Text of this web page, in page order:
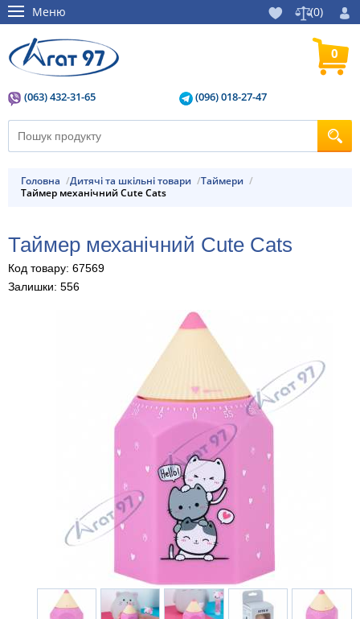
Меню (0)
(063) 432-31-65 (096) 018-27-47
0
Головна Дитячі та шкільні товари
Таймери
Таймер механічний Cute Cats
Таймер механічний Cute Cats
Код товару: 67569
Залишки: 556